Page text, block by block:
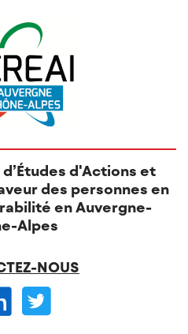
d'Actions et
des personnes en
en Auvergne-
Alpes
NOUS